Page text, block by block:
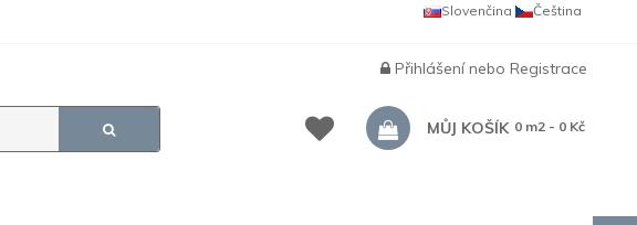
Čeština
Slovenčina
Přihlášenínebo Registrace
MŮJ KOŠÍK 0 m2 - 0 Kč